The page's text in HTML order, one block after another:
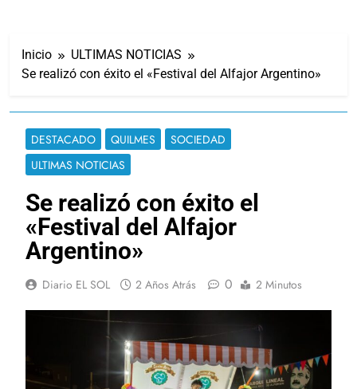
Inicio
ULTIMAS NOTICIAS
Se realizó con éxito el «Festival del Alfajor Argentino»
DESTACADO QUILMES
SOCIEDAD
ULTIMAS NOTICIAS
Se realizó con éxito el
«Festival del Alfajor
Argentino»
Diario EL SOL 2 Años Atrás 0 2 Minutos